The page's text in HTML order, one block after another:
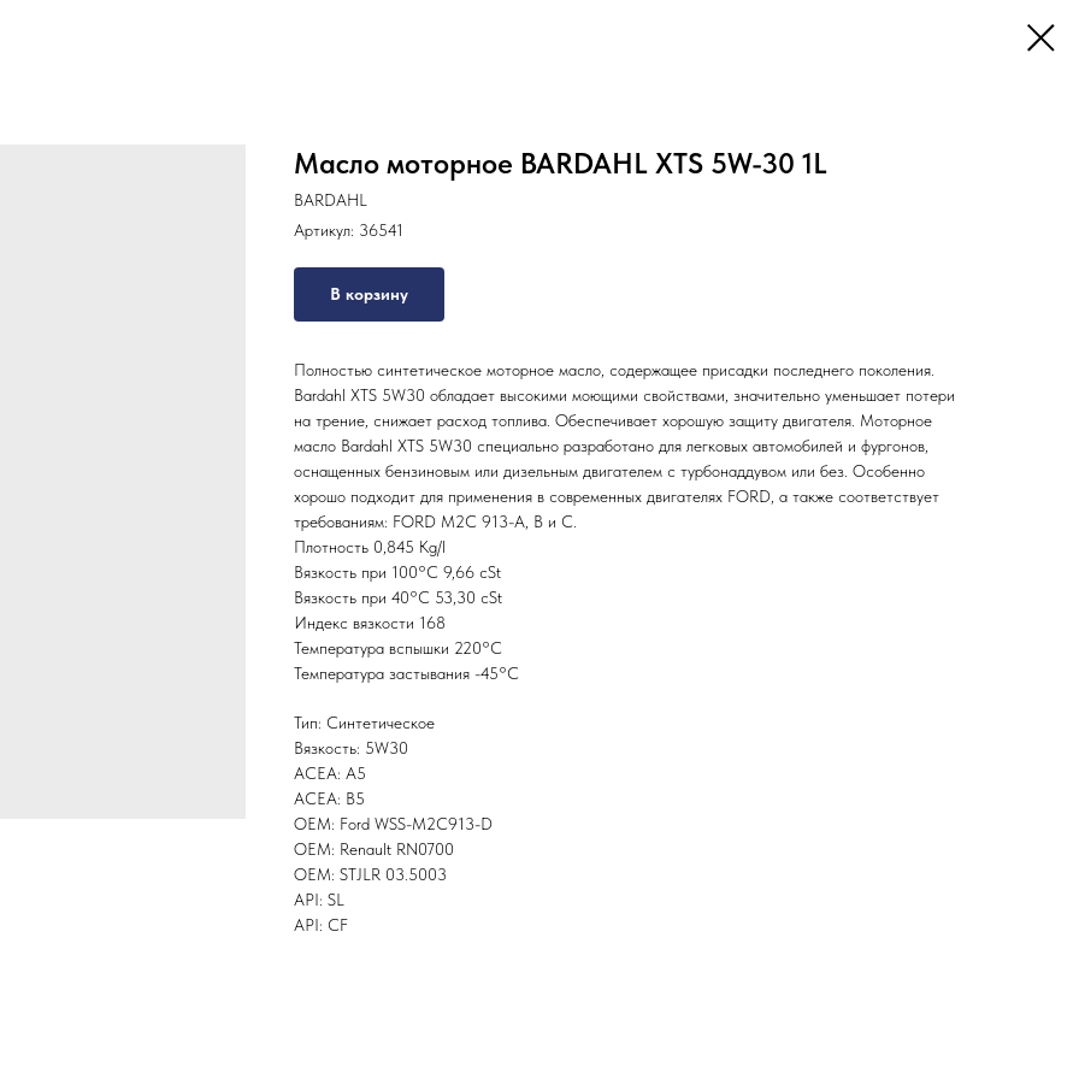
Масло моторное BARDAHL XTS 5W-30 1L
BARDAHL
Артикул: 36541
В корзину
Полностью синтетическое моторное масло, содержащее присадки последнего поколения.
Bardahl XTS 5W30 обладает высокими моющими свойствами, значительно уменьшает потери
на трение, снижает расход топлива. Обеспечивает хорошую защиту двигателя. Моторное
масло Bardahl XTS 5W30 специально разработано для легковых автомобилей и фургонов,
оснащенных бензиновым или дизельным двигателем с турбонаддувом или без. Особенно
хорошо подходит для применения в современных двигателях FORD, а также соответствует
требованиям: FORD M2C 913-A, B и C.
Плотность 0,845 Kg/l
Вязкость при 100°С 9,66 cSt
Вязкость при 40°С 53,30 cSt
Индекс вязкости 168
Температура вспышки 220°С
Температура застывания -45°С
Тип: Синтетическое
Вязкость: 5W30
ACEA: A5
ACEA: B5
OEM: Ford WSS-M2C913-D
OEM: Renault RN0700
OEM: STJLR 03.5003
API: SL
API: CF